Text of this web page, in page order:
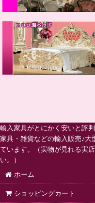
輸入家具がとにかく安いと評
家具・雑貨などの輸入販売♪大
ています。（実物が見れる実
い。）
ホーム
ショッピングカート